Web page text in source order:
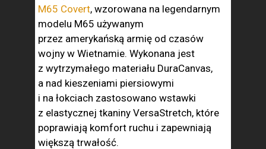
M65 Covert, wzorowana na legendarnym
modelu M65 używanym
przez amerykańską armię od czasów
wojny w Wietnamie. Wykonana jest
z wytrzymałego materiału DuraCanvas,
a nad kieszeniami piersiowymi
i na łokciach zastosowano wstawki
z elastycznej tkaniny VersaStretch, które
poprawiają komfort ruchu i zapewniają
większą trwałość.